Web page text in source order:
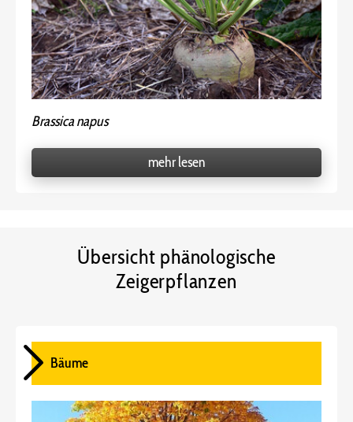
Brassica napus
mehr lesen
Übersicht phänologische
Zeigerpflanzen
Bäume